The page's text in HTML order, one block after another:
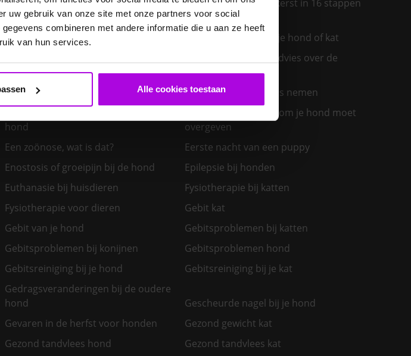
uw gebruik van onze site met onze partners voor social
combineren met andere informatie die u aan ze heeft
van hun services.
Alle cookies toestaan
E. cuniculi bij het konijn
Een diervriendelijke kerst in 16 stappen
Een hond kiezen – welk hondenras past
bij mij?
Een insectenbeet bij je hond of kat
Een klein huisdier kiezen
Een konijn in huis – advies over de
verzorging
Een nieuw kitten in huis
Een nieuwe kat in huis nemen
hond
Een zieke hond: waarom je hond moet
overgeven
Een zoönose, wat is dat?
Eerste nacht van een puppy
Enostosis of groeipijn bij de hond
Epilepsie bij honden
Euthanasie bij huisdieren
Fysiotherapie bij katten
Fysiotherapie voor dieren
Gebit kat
Gebit van je hond
Gebitsproblemen bij katten
Gebitsproblemen bij konijnen
Gebitsproblemen hond
Gebitsreiniging bij je hond
Gebitsreiniging bij je kat
Gedragsveranderingen bij de oudere
hond
Gescheurde nagel bij je hond
Gevaren in de herfst voor honden
Gezond gewicht kat
Gezond tandvlees hond
Gezond tandvlees kat